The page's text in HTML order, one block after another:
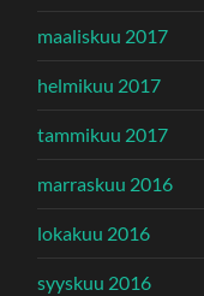
maaliskuu 2017
helmikuu 2017
tammikuu 2017
marraskuu 2016
lokakuu 2016
syyskuu 2016